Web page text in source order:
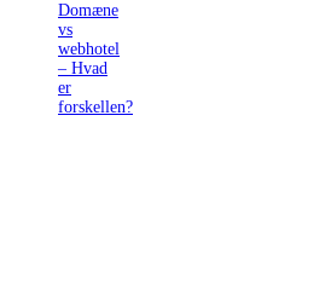
Domæne
vs
webhotel
– Hvad
er
forskellen?